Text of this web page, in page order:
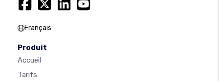
Français
Produit
Accueil
Tarifs